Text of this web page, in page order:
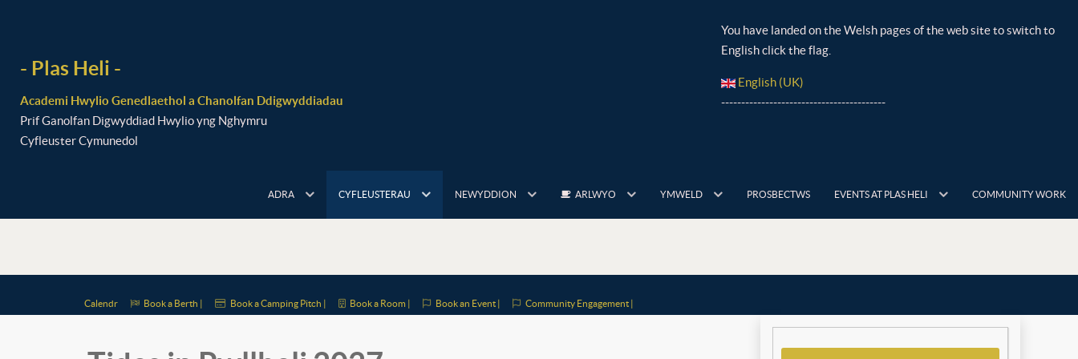
- Plas Heli -
Academi Hwylio Genedlaethol a Chanolfan Ddigwyddiadau
Prif Ganolfan Digwyddiad Hwylio yng Nghymru
Cyfleuster Cymunedol
You have landed on the Welsh pages of the web site to switch to
English click the flag.
English (UK)
-----------------------------------------
ADRA CYFLEUSTERAU NEWYDDION ARLWYO YMWELD PROSBECTWS EVENTS AT PLAS HELI COMMUNITY WORK
Calendr Book a Berth | Book a Camping Pitch | Book a Room | Book an Event | Community Engagement |